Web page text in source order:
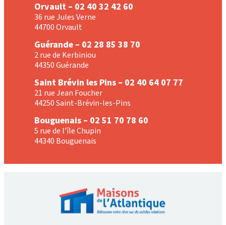
Orvault – 02 40 32 42 60
36 rue Jules Verne
44700 Orvault
Guérande – 02 28 85 38 70
2 rue de Kerbiniou
44350 Guérande
Saint Brévin les Pins – 02 40 64 07 77
21 rue Jean Foucher
44250 Saint-Brévin-les-Pins
Bouguenais – 02 51 70 78 60
5 rue de l’île Chupin
44340 Bouguenais